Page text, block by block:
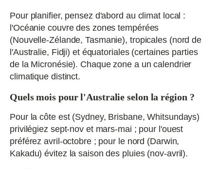
Pour planifier, pensez d'abord au climat local :
l'Océanie couvre des zones tempérées
(Nouvelle‑Zélande, Tasmanie), tropicales (nord de
l'Australie, Fidji) et équatoriales (certaines parties
de la Micronésie). Chaque zone a un calendrier
climatique distinct.
Quels mois pour l'Australie selon la région ?
Pour la côte est (Sydney, Brisbane, Whitsundays)
privilégiez sept‑nov et mars‑mai ; pour l'ouest
préférez avril‑octobre ; pour le nord (Darwin,
Kakadu) évitez la saison des pluies (nov‑avril).